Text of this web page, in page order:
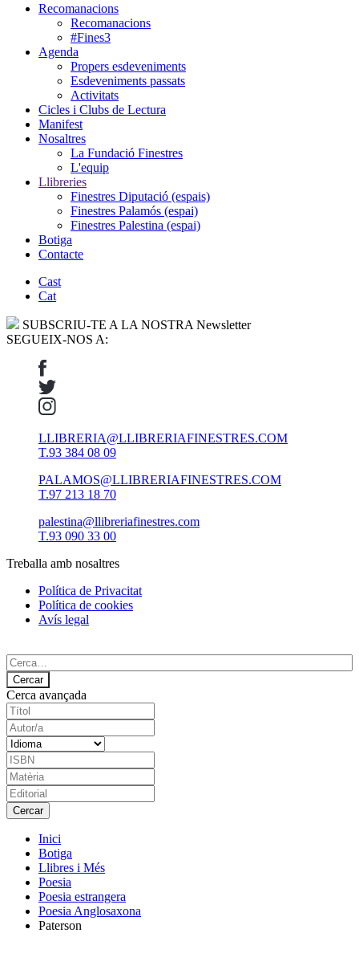
Recomanacions
Recomanacions
#Fines3
Agenda
Propers esdeveniments
Esdeveniments passats
Activitats
Cicles i Clubs de Lectura
Manifest
Nosaltres
La Fundació Finestres
L'equip
Llibreries
Finestres Diputació (espais)
Finestres Palamós (espai)
Finestres Palestina (espai)
Botiga
Contacte
Cast
Cat
SUBSCRIU-TE A LA NOSTRA Newsletter
SEGUEIX-NOS A:
LLIBRERIA@LLIBRERIAFINESTRES.COM
T.93 384 08 09
PALAMOS@LLIBRERIAFINESTRES.COM
T.97 213 18 70
palestina@llibreriafinestres.com
T.93 090 33 00
Treballa amb nosaltres
Política de Privacitat
Política de cookies
Avís legal
Cerca avançada
Inici
Botiga
Llibres i Més
Poesia
Poesia estrangera
Poesia Anglosaxona
Paterson